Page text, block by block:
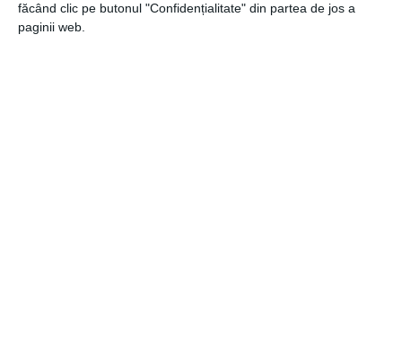
făcând clic pe butonul "Confidențialitate" din partea de jos a
paginii web.